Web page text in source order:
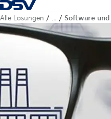
Zurück zur Startseite
Alle Lösungen … Software